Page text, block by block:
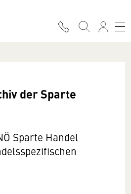
der Sparte
Sparte Handel